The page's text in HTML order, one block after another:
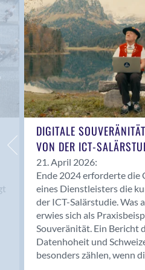
Anwil
Appenzell
Au SG
Baar
Baden
Balsthal
Balzers
Basel
Bassersdorf
Belp
Bendern
Benken (SG)
Bergdietikon
Berlin
Bern
Bern - Liebefeld
DIGITALE
VON DER ICT-
21. April 2026:
Ende 2024 erforderte die
eines Dienstleisters die
der ICT-Salärstudie. Was
erwies sich als
Souveränität. Ein Bericht
Datenhoheit und
besonders zählen, wenn